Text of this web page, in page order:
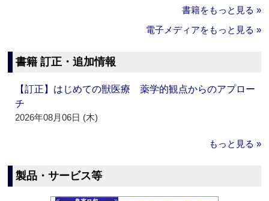
書籍をもっと見る »
電子メディアをもっと見る »
書籍 訂正・追加情報
【訂正】はじめての獣医療 薬学的観点からのアプロー
チ
2026年08月06日 (木)
もっと見る »
製品・サービス等